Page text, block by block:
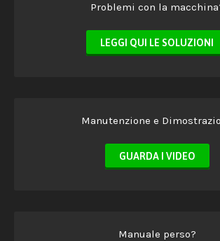
Problemi con la
LEGGI QUI LE SOLUZIONI
Manutenzione e
GUARDA I VIDEO
Manuale perso?